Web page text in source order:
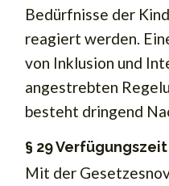
Bedürfnisse der
reagiert werden.
von Inklusion und
angestrebten
besteht dringend
§ 29 Verfügungszeit
Mit der